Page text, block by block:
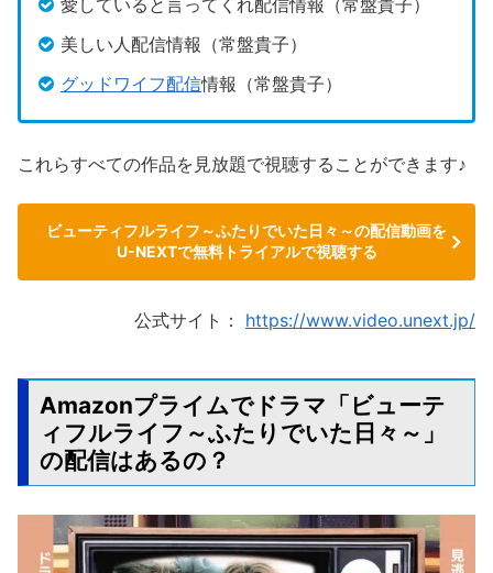
美しい人配信情報（常盤貴子）
グッドワイフ配信情報（常盤貴子）
これらすべての作品を見放題で視聴することができます♪
ビューティフルライフ～ふたりでいた日々～の配信動画を
U-NEXTで無料トライアルで視聴する
公式サイト： https://www.video.unext.jp/
Amazonプライムでドラマ「ビューテ
ィフルライフ～ふたりでいた日々～」
の配信はあるの？